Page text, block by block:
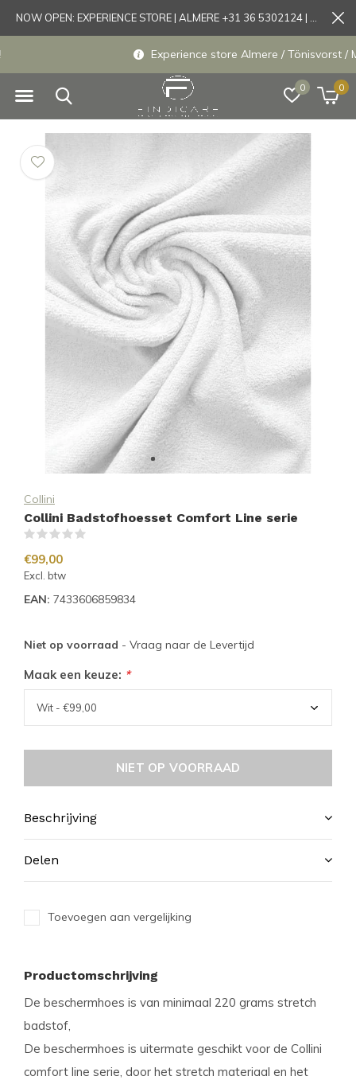
0 0
Experience store Almere / Tönisvorst / Mortsel
Collini
Collini Badstofhoesset Comfort Line serie
€99,00
Excl. btw
EAN: 7433606859834
Niet op voorraad - Vraag naar de Levertijd
Maak een keuze: *
NIET OP VOORRAAD
Beschrijving
Delen
Toevoegen aan vergelijking
Productomschrijving
De beschermhoes is van minimaal 220 grams stretch
badstof,
De beschermhoes is uitermate geschikt voor de Collini
comfort line serie, door het stretch materiaal en het